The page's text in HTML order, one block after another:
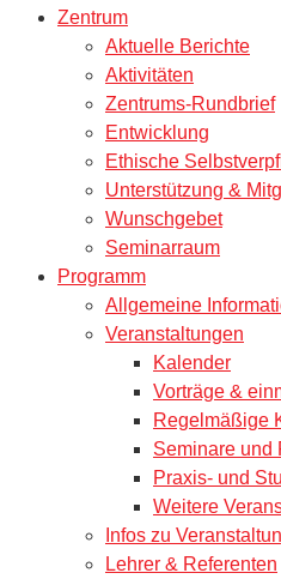
Zentrum
Aktuelle Berichte
Aktivitäten
Zentrums-Rundbrief
Entwicklung
Ethische
Unterstützung &
Wunschgebet
Seminarraum
Programm
Allgemeine
Veranstaltungen
Kalender
Vorträge &
Regelmäßige
Seminare und
Praxis- und
Weitere
Infos zu
Lehrer & Referenten